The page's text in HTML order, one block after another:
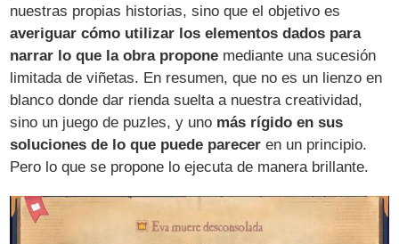
nuestras propias historias, sino que el objetivo es
averiguar cómo utilizar los elementos dados para
narrar lo que la obra propone mediante una sucesión
limitada de viñetas. En resumen, que no es un lienzo en
blanco donde dar rienda suelta a nuestra creatividad,
sino un juego de puzles, y uno más rígido en sus
soluciones de lo que puede parecer en un principio.
Pero lo que se propone lo ejecuta de manera brillante.